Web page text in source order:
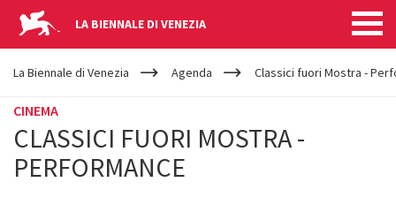
LA BIENNALE DI VENEZIA
YOUR
ARE
La Biennale di Venezia Agenda Classici fuori Mostra -
CINEMA
CLASSICI FUORI MOSTRA -
PERFORMANCE